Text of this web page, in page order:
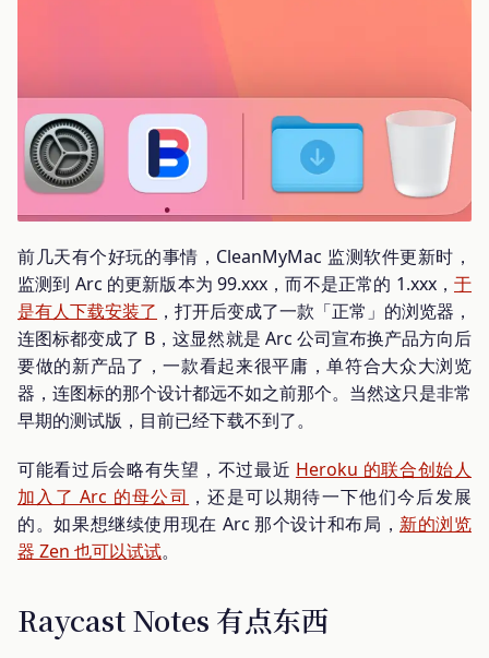
前几天有个好玩的事情，CleanMyMac 监测软件更新时，
监测到 Arc 的更新版本为 99.xxx，而不是正常的 1.xxx， 于
是有人下载安装了 ，打开后变成了一款「正常」的浏览器，
连图标都变成了 B，这显然就是 Arc 公司宣布换产品方向后
要做的新产品了，一款看起来很平庸，单符合大众大浏览
器，连图标的那个设计都远不如之前那个。当然这只是非常
早期的测试版，目前已经下载不到了。
可能看过后会略有失望，不过最近 Heroku 的联合创始人
加入了 Arc 的母公司 ，还是可以期待一下他们今后发展
的。如果想继续使用现在 Arc 那个设计和布局，新的浏览
器 Zen 也可以试试。
Raycast Notes 有点东西